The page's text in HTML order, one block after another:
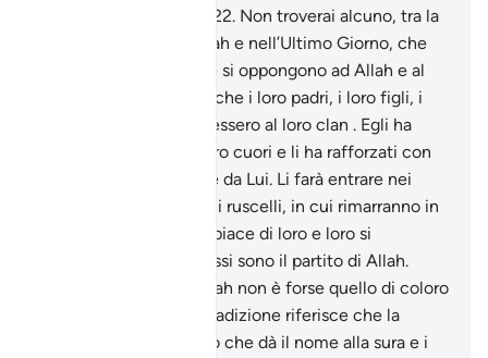
22. Non troverai alcuno, tra la
gente che crede in Allah e nell’Ultimo Giorno, che
sia amico di coloro che si oppongono ad Allah e al
Suo Inviato, fossero anche i loro padri, i loro figli, i
loro fratelli o appartenessero al loro clan . Egli ha
impresso la fede nei loro cuori e li ha rafforzati con
uno spirito proveniente da Lui. Li farà entrare nei
Giardini dove scorrono i ruscelli, in cui rimarranno in
perpetuo. Allah si compiace di loro e loro si
compiacciono di Lui. Essi sono il partito di Allah.
Ebbene, il partito di Allah non è forse quello di coloro
che trionferanno? La tradizione riferisce che la
rivelazione del versetto che dà il nome alla sura e i